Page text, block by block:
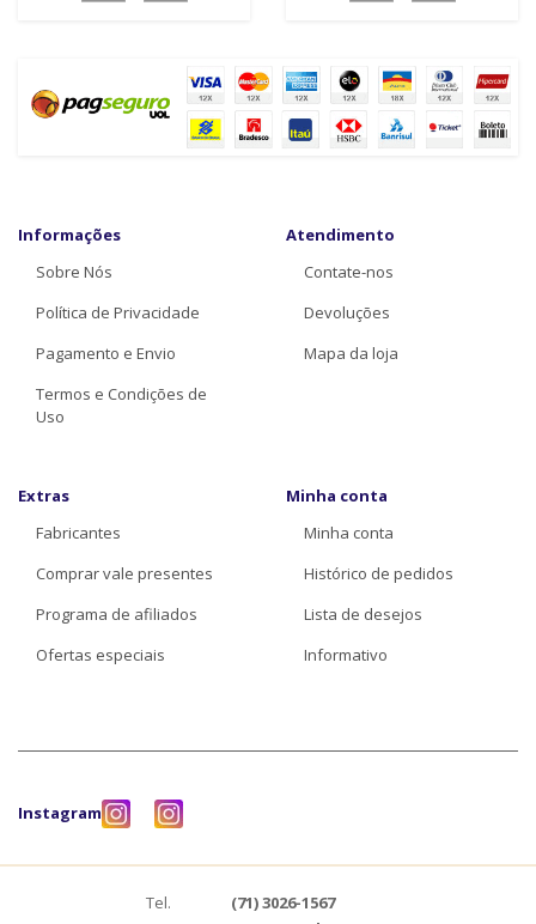
Informações
Sobre Nós
Política de Privacidade
Pagamento e Envio
Termos e Condições de
Uso
Atendimento
Contate-nos
Devoluções
Mapa da loja
Extras
Fabricantes
Comprar vale presentes
Programa de afiliados
Ofertas especiais
Minha conta
Minha conta
Histórico de pedidos
Lista de desejos
Informativo
Instagram
Tel.
(71) 3026-1567